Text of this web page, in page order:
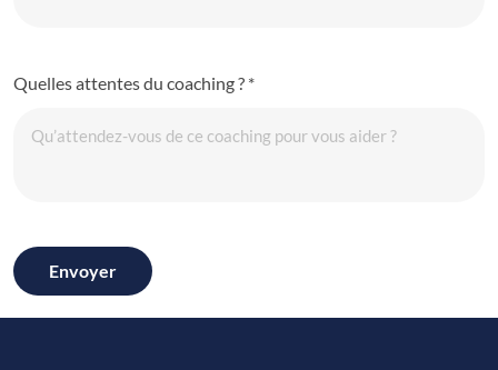
Quelles attentes du coaching ? *
Envoyer